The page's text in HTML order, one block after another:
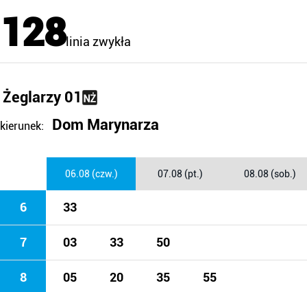
128linia zwykła
Żeglarzy 01
kierunek: Dom Marynarza
06.08 (czw.) 07.08 (pt.) 08.08 (sob.)
6 33
7 03 33 50
8 05 20 35 55